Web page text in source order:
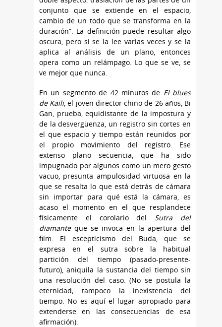
conjunto que se extiende en el espacio,
cambio de un todo que se transforma en la
duración”. La definición puede resultar algo
oscura, pero si se la lee varias veces y se la
aplica al análisis de un plano, entonces
opera como un relámpago. Lo que se ve, se
ve mejor que nunca.
En un segmento de 42 minutos de El blues
de Kaili, el joven director chino de 26 años, Bi
Gan, prueba, equidistante de la impostura y
de la desvergüenza, un registro sin cortes en
el que espacio y tiempo están reunidos por
el propio movimiento del registro. Ese
extenso plano secuencia, que ha sido
impugnado por algunos como un mero gesto
vacuo, presunta ampulosidad virtuosa en la
que se resalta lo que está detrás de cámara
sin importar para qué está la cámara, es
acaso el momento en el que resplandece
físicamente el corolario del Sutra del
diamanteque se invoca en la apertura del
film. El escepticismo del Buda, que se
expresa en el sutra sobre la habitual
partición del tiempo (pasado-presente-
futuro), aniquila la sustancia del tiempo sin
una resolución del caso. (No se postula la
eternidad; tampoco la inexistencia del
tiempo. No es aquí el lugar apropiado para
extenderse en las consecuencias de esa
afirmación).